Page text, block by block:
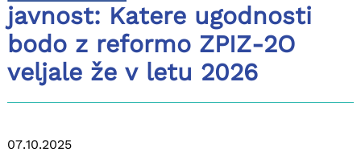
javnost: Katere ugodnosti
bodo z reformo ZPIZ-2O
veljale že v letu 2026
07.10.2025